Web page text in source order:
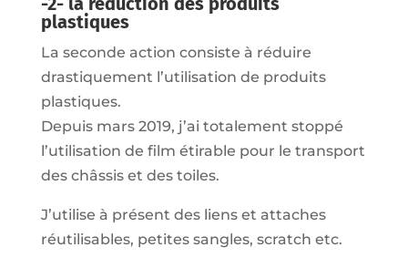
plastiques
La seconde action consiste à réduire
drastiquement l’utilisation de produits
plastiques.
Depuis mars 2019, j’ai totalement stoppé
l’utilisation de film étirable pour le transport
des châssis et des toiles.
J’utilise à présent des liens et attaches
réutilisables, petites sangles, scratch etc.